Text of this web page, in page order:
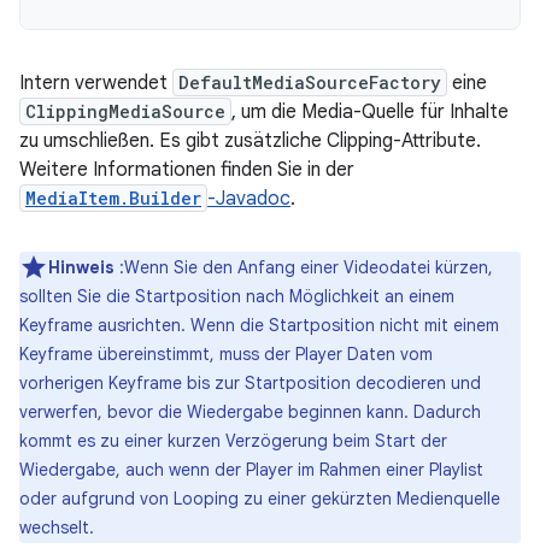
Intern verwendet DefaultMediaSourceFactory eine
ClippingMediaSource , um die Media-Quelle für Inhalte
zu umschließen. Es gibt zusätzliche Clipping-Attribute.
Weitere Informationen finden Sie in der
MediaItem.Builder -Javadoc.
Hinweis :Wenn Sie den Anfang einer Videodatei kürzen,
sollten Sie die Startposition nach Möglichkeit an einem
Keyframe ausrichten. Wenn die Startposition nicht mit einem
Keyframe übereinstimmt, muss der Player Daten vom
vorherigen Keyframe bis zur Startposition decodieren und
verwerfen, bevor die Wiedergabe beginnen kann. Dadurch
kommt es zu einer kurzen Verzögerung beim Start der
Wiedergabe, auch wenn der Player im Rahmen einer Playlist
oder aufgrund von Looping zu einer gekürzten Medienquelle
wechselt.